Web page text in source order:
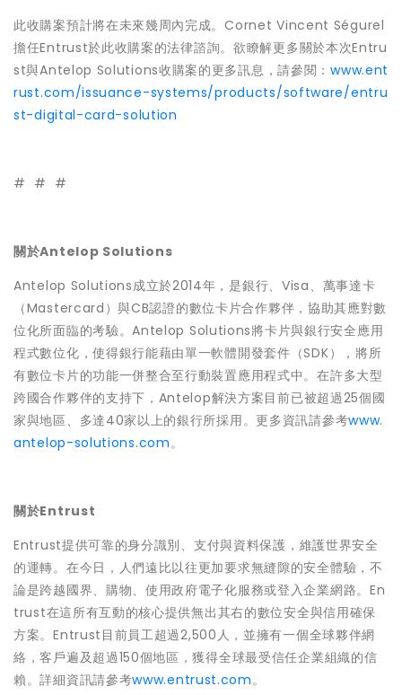
此收購案預計將在未來幾周內完成。Cornet Vincent Ségurel
擔任Entrust於此收購案的法律諮詢。欲瞭解更多關於本次Entru
st與Antelop Solutions收購案的更多訊息，請參閱：www.ent
rust.com/issuance-systems/products/software/entru
st-digital-card-solution
# # #
關於Antelop Solutions
Antelop Solutions成立於2014年，是銀行、Visa、萬事達卡
（Mastercard）與CB認證的數位卡片合作夥伴，協助其應對數
位化所面臨的考驗。Antelop Solutions將卡片與銀行安全應用
程式數位化，使得銀行能藉由單一軟體開發套件（SDK），將所
有數位卡片的功能一併整合至行動裝置應用程式中。在許多大型
跨國合作夥伴的支持下，Antelop解決方案目前已被超過25個國
家與地區、多達40家以上的銀行所採用。更多資訊請參考www.
antelop-solutions.com。
關於Entrust
Entrust提供可靠的身分識別、支付與資料保護，維護世界安全
的運轉。在今日，人們遠比以往更加要求無縫隙的安全體驗，不
論是跨越國界、購物、使用政府電子化服務或登入企業網路。En
trust在這所有互動的核心提供無出其右的數位安全與信用確保
方案。Entrust目前員工超過2,500人，並擁有一個全球夥伴網
絡，客戶遍及超過150個地區，獲得全球最受信任企業組織的信
賴。詳細資訊請參考www.entrust.com。